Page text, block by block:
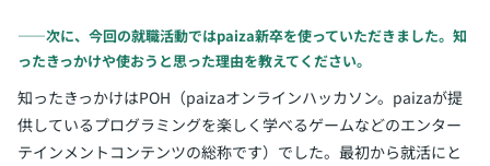
――次に、今回の就職活動ではpaiza新卒を使っていただきました。知
ったきっかけや使おうと思った理由を教えてください。
知ったきっかけはPOH（paizaオンラインハッカソン。paizaが提
供しているプログラミングを楽しく学べるゲームなどのエンター
テインメントコンテンツの総称です）でした。最初から就活にと